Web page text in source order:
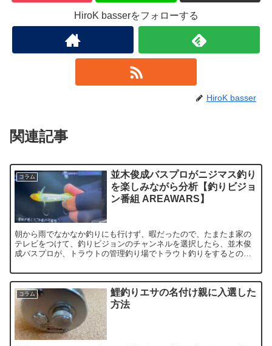
HiroK basserをフォローする
HiroK basser
関連記事
コラム
並木俊成バスプロがニジマス釣り
を楽しみながら分析【釣りビジョ
ン番組 AREAWARS】
朝から雨でなかなか釣りにも行けず、暇だったので、たまたま家の
テレビをつけて、釣りビジョンのチャンネルを選択したら、並木俊
成バスプロが、トラウトの管理釣り場でトラウト釣りをするとのこ
コラム
鯉釣りエサの名付け親に入選した
方法